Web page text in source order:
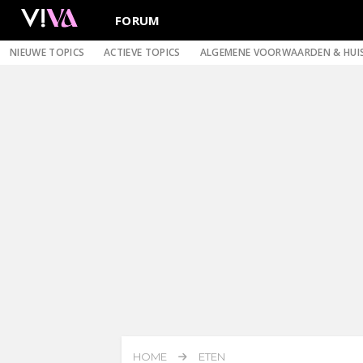
FORUM
NIEUWE TOPICS ACTIEVE TOPICS ALGEMENE VOORWAARDEN &
HOME ETEN